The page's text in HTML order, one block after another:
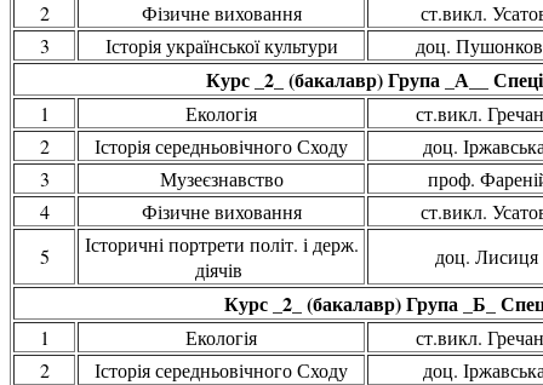
2
Фізичне виховання
ст.викл.
3
Історія української культури доц.
Курс _2_ (бакалавр) Група _А__
1 Екологія
ст.викл.
2
Історія середньовічного Сходу
доц.
3
Музеєзнавство
проф.
4
Фізичне виховання
ст.викл.
5
Історичні портрети політ. і держ.
діячів
доц.
Курс _2_ (бакалавр) Група _Б_
1 Екологія
ст.викл.
2
Історія середньовічного Сходу
доц.